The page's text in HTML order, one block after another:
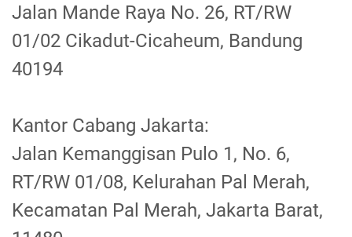
Jalan Mande Raya No. 26, RT/RW
01/02 Cikadut-Cicaheum, Bandung
40194
Kantor Cabang Jakarta:
Jalan Kemanggisan Pulo 1, No. 6,
RT/RW 01/08, Kelurahan Pal Merah,
Kecamatan Pal Merah, Jakarta Barat,